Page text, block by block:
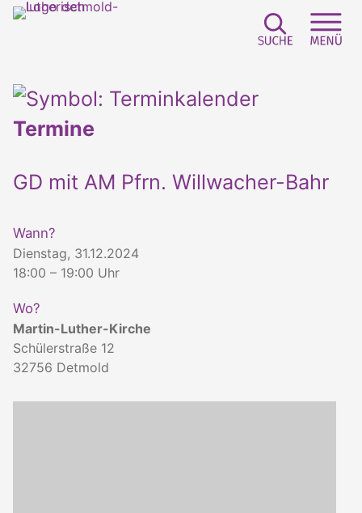
Termine
GD mit AM Pfrn. Willwacher-Bahr
Wann?
Dienstag, 31.12.2024
18:00 – 19:00 Uhr
Wo?
Martin-Luther-Kirche
Schülerstraße 12
32756 Detmold